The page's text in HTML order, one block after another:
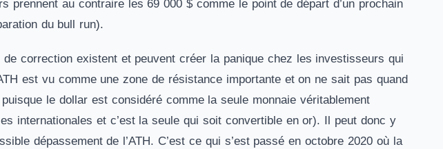
prennent au contraire les 69 000 $ comme le point de départ d’un prochain
du bull run).
correction existent et peuvent créer la panique chez les investisseurs qui
est vu comme une zone de résistance importante et on ne sait pas quand
le dollar est considéré comme la seule monnaie véritablement
internationales et c’est la seule qui soit convertible en or). Il peut donc y
dépassement de l’ATH. C’est ce qui s’est passé en octobre 2020 où la